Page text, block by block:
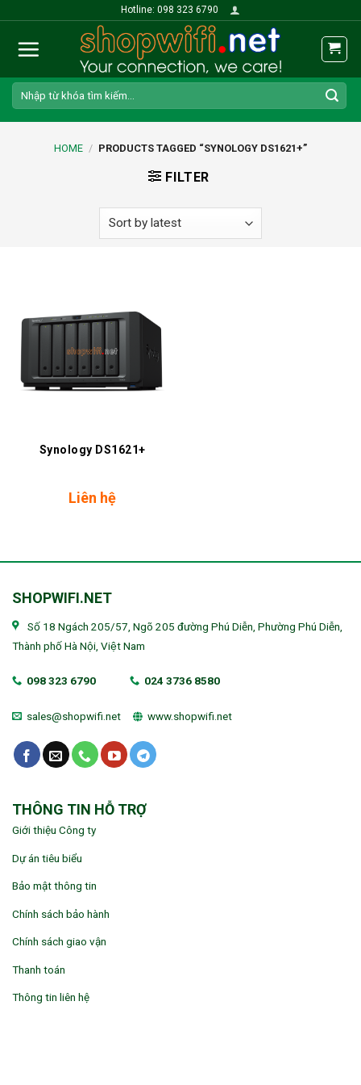
content
Hotline: 098 323 6790
Search
for:
HOME / PRODUCTS TAGGED “SYNOLOGY DS1621+”
FILTER
Synology DS1621+
Liên hệ
SHOPWIFI.NET
Số 18 Ngách 205/57, Ngõ 205 đường Phú Diễn, Phường Phú Diễn,
Thành phố Hà Nội, Việt Nam
098 323 6790 024 3736 8580
sales@shopwifi.net www.shopwifi.net
THÔNG TIN HỖ TRỢ
Giới thiệu Công ty
Dự án tiêu biểu
Bảo mật thông tin
Chính sách bảo hành
Chính sách giao vận
Thanh toán
Thông tin liên hệ